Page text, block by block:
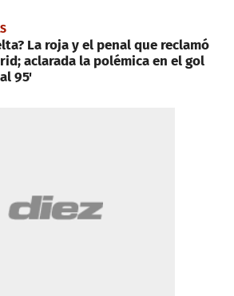
La roja y el penal que reclamó
aclarada la polémica en el gol
95'